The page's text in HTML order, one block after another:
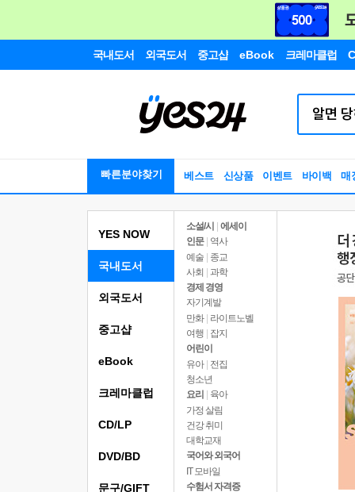
국내도서 외국도서 중고샵 eBook 크레마클럽
빠른분야찾기 베스트 신상품 이벤트 바이백 매
YES NOW
국내도서
소설/시
에세이
인문
역사
예술 | 종교
사회 | 과학
경제 경영
자기계발
만화 | 라이트노벨
여행
잡지
어린이
유아 | 전집
청소년
요리
육아
가정 살림
건강 취미
대학교재
국어와 외국어
IT 모바일
수험서 자격증
외국도서
중고샵
eBook
크레마클럽
CD/LP
DVD/BD
문구/GIFT